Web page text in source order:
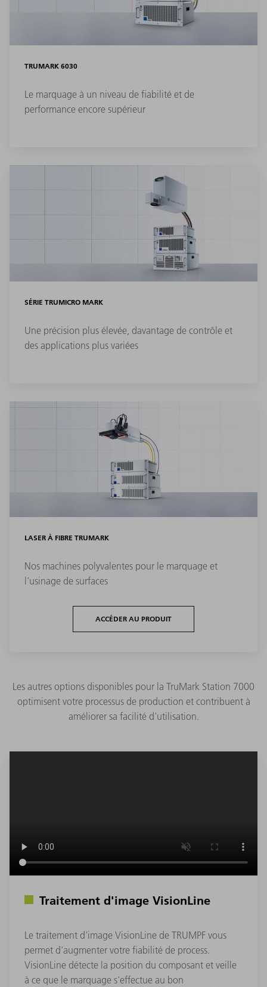
TRUMARK 6030
Le marquage à un niveau de fiabilité et de
performance encore supérieur
SÉRIE TRUMICRO MARK
Une précision plus élevée, davantage de contrôle et
des applications plus variées
LASER À FIBRE TRUMARK
Nos machines polyvalentes pour le marquage et
l'usinage de surfaces
ACCÉDER AU PRODUIT
Les autres options disponibles pour la TruMark Station 7000
optimisent votre processus de production et contribuent à
améliorer sa facilité d'utilisation.
Traitement d'image VisionLine
Le traitement d'image VisionLine de TRUMPF vous
permet d'augmenter votre fiabilité de process.
VisionLine détecte la position du composant et veille
à ce que le marquage s'effectue au bon